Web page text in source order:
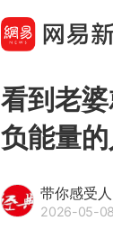
看到老
负能量的
带你感受
2026-05-